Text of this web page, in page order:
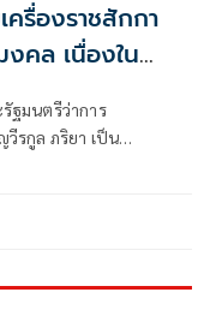
ครื่องราชสักกา
คล เนื่องใน
ฐมนตรีว่าการ
รกูล ภริยา เป็น